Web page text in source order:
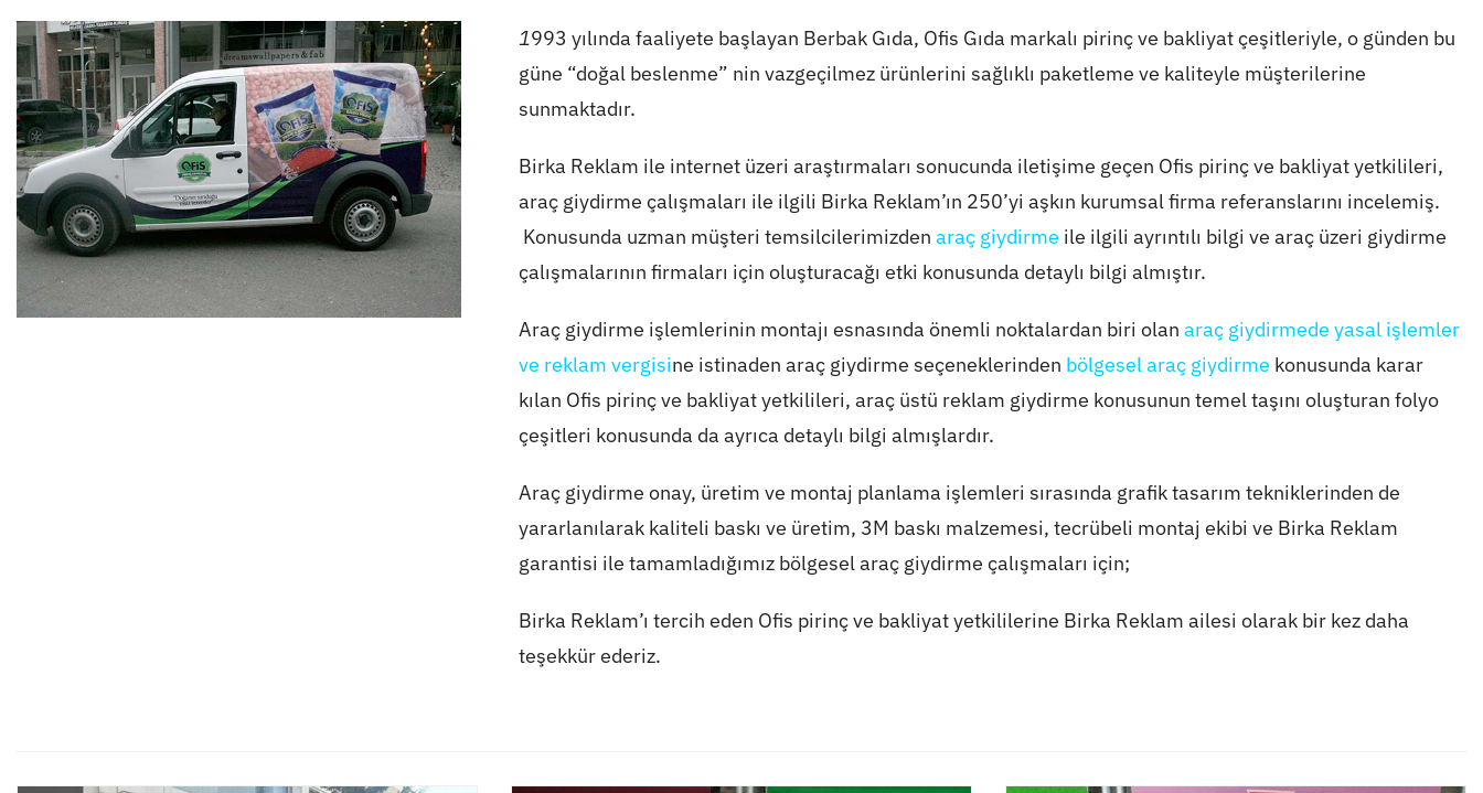
1993 yılında faaliyete başlayan Berbak Gıda, Ofis Gıda markalı pirinç ve bakliyat çeşitleriyle, o günden bu
güne “doğal beslenme” nin vazgeçilmez ürünlerini sağlıklı paketleme ve kaliteyle müşterilerine
sunmaktadır.
Birka Reklam ile internet üzeri araştırmaları sonucunda iletişime geçen Ofis pirinç ve bakliyat yetkilileri,
araç giydirme çalışmaları ile ilgili Birka Reklam’ın 250’yi aşkın kurumsal firma referanslarını incelemiş.
Konusunda uzman müşteri temsilcilerimizdenaraç giydirme ile ilgili ayrıntılı bilgi ve araç üzeri giydirme
çalışmalarının firmaları için oluşturacağı etki konusunda detaylı bilgi almıştır.
Araç giydirme işlemlerinin montajı esnasında önemli noktalardan biri olanaraç giydirmede yasal işlemler
ve reklam vergisine istinaden araç giydirme seçeneklerinden bölgesel araç giydirme konusunda karar
kılan Ofis pirinç ve bakliyat yetkilileri, araç üstü reklam giydirme konusunun temel taşını oluşturan folyo
çeşitleri konusunda da ayrıca detaylı bilgi almışlardır.
Araç giydirme onay, üretim ve montaj planlama işlemleri sırasında grafik tasarım tekniklerinden de
yararlanılarak kaliteli baskı ve üretim, 3M baskı malzemesi, tecrübeli montaj ekibi ve Birka Reklam
garantisi ile tamamladığımız bölgesel araç giydirme çalışmaları için;
Birka Reklam’ı tercih eden Ofis pirinç ve bakliyat yetkililerine Birka Reklam ailesi olarak bir kez daha
teşekkür ederiz.